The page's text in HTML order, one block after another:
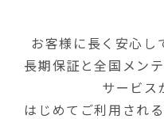
お客様に長く安心し
長期保証と全国メン
サービス
はじめてご利用され